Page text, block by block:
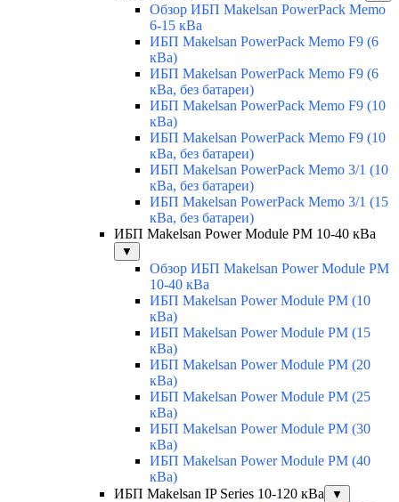
Обзор ИБП Makelsan PowerPack Memo
6-15 кВа
ИБП Makelsan PowerPack Memo F9 (6
кВа)
ИБП Makelsan PowerPack Memo F9 (6
кВа, без батареи)
ИБП Makelsan PowerPack Memo F9 (10
кВа)
ИБП Makelsan PowerPack Memo F9 (10
кВа, без батареи)
ИБП Makelsan PowerPack Memo 3/1 (10
кВа, без батареи)
ИБП Makelsan PowerPack Memo 3/1 (15
кВа, без батареи)
ИБП Makelsan Power Module PM 10-40 кВа
▼
Обзор ИБП Makelsan Power Module PM
10-40 кВа
ИБП Makelsan Power Module PM (10
кВа)
ИБП Makelsan Power Module PM (15
кВа)
ИБП Makelsan Power Module PM (20
кВа)
ИБП Makelsan Power Module PM (25
кВа)
ИБП Makelsan Power Module PM (30
кВа)
ИБП Makelsan Power Module PM (40
кВа)
ИБП Makelsan IP Series 10-120 кВа
▼